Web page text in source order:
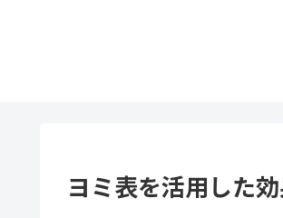
ヨミ表を活用した